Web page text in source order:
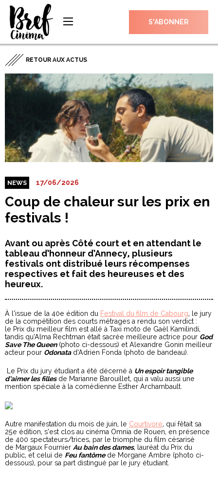
S’ABONNER
RETOUR AUX ACTUS
NEWS 17/06/2026
Coup de chaleur sur les prix en
festivals !
Avant ou après Côté court et en attendant le
tableau d’honneur d’Annecy, plusieurs
festivals ont distribué leurs récompenses
respectives et fait des heureuses et des
heureux.
À l’issue de la 40e édition du Festival du film de Cabourg, le jury
de la compétition des courts métrages a rendu son verdict :
le Prix du meilleur film est allé à Taxi moto de Gaël Kamilindi,
tandis qu’Alma Rechtman était sacrée meilleure actrice pour God
Save The Queen(photo ci-dessous) et Alexandre Gonin meilleur
acteur pour Odonatad’Adrien Fonda (photo de bandeau).
Le Prix du jury étudiant a été décerné à Un espoir tangible
d’aimer les fillesde Marianne Barouillet, qui a valu aussi une
mention spéciale à la comédienne Esther Archambault.
Autre manifestation du mois de juin, le Courtivore, qui fêtait sa
25e édition, s’est clos au cinéma Omnia de Rouen, en présence
de 400 spectateurs/trices, par le triomphe du film césarisé
de Margaux Fournier Au bain des dames, lauréat du Prix du
public, et celui de Feu fantômede Morgane Ambre (photo ci-
dessous), pour sa part distingué par le jury étudiant.